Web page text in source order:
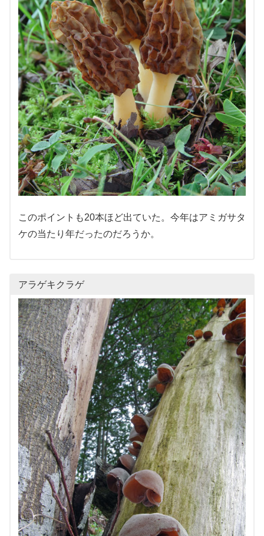
このポイントも20本ほど出ていた。今年はアミガサタ
ケの当たり年だったのだろうか。
アラゲキクラゲ